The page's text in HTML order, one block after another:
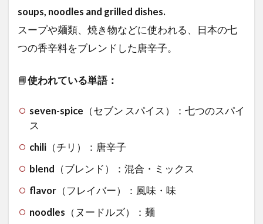
soups, noodles and grilled dishes.
スープや麺類、焼き物などに使われる、日本の七
つの香辛料をブレンドした唐辛子。
📘使われている単語：
seven-spice （セブン スパイス）：七つのスパイ
ス
chili （チリ）：唐辛子
blend （ブレンド）：混合・ミックス
flavor （フレイバー）：風味・味
noodles （ヌードルズ）：麺